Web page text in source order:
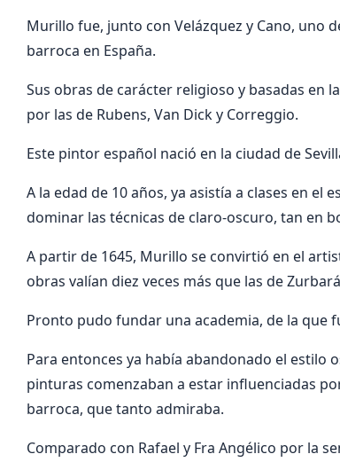
Murillo fue, junto con Velázquez y Cano, uno
barroca en España.
Sus obras de carácter religioso y basadas
por las de Rubens, Van Dick y Correggio.
Este pintor español nació en la ciudad de
A la edad de 10 años, ya asistía a clases en el
dominar las técnicas de claro-oscuro, tan en
A partir de 1645, Murillo se convirtió en el
obras valían diez veces más que las de
Pronto pudo fundar una academia, de la que
Para entonces ya había abandonado el estilo
pinturas comenzaban a estar influenciadas
barroca, que tanto admiraba.
Comparado con Rafael y Fra Angélico por la